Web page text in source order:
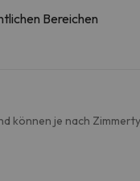
Bereichen
können je nach